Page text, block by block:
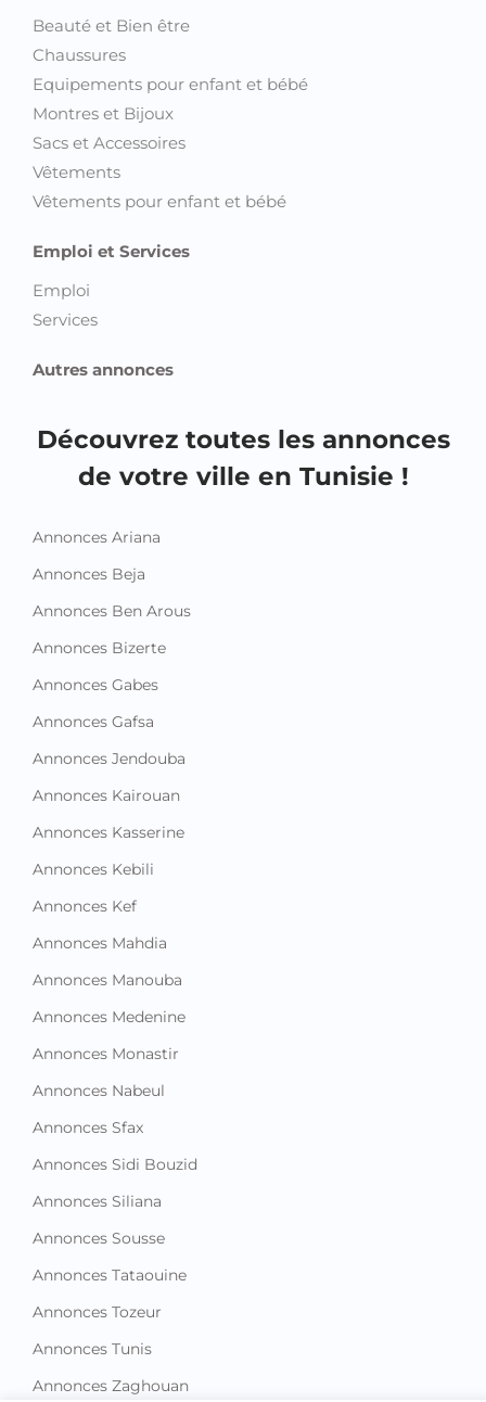
Beauté et Bien être
Chaussures
Equipements pour enfant et bébé
Montres et Bijoux
Sacs et Accessoires
Vêtements
Vêtements pour enfant et bébé
Emploi et Services
Emploi
Services
Autres annonces
Découvrez toutes les annonces
de votre ville en Tunisie !
Annonces Ariana
Annonces Beja
Annonces Ben Arous
Annonces Bizerte
Annonces Gabes
Annonces Gafsa
Annonces Jendouba
Annonces Kairouan
Annonces Kasserine
Annonces Kebili
Annonces Kef
Annonces Mahdia
Annonces Manouba
Annonces Medenine
Annonces Monastir
Annonces Nabeul
Annonces Sfax
Annonces Sidi Bouzid
Annonces Siliana
Annonces Sousse
Annonces Tataouine
Annonces Tozeur
Annonces Tunis
Annonces Zaghouan